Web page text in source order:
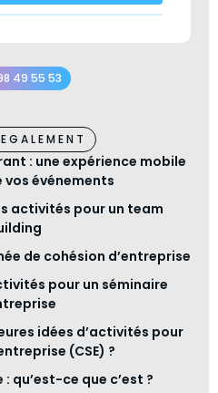
n
o
t
49 55 53
: une expérience mobile
vos événements
activités pour un team
de cohésion d’entreprise
pour un séminaire
idées d’activités pour
(CSE) ?
qu’est-ce que c’est ?